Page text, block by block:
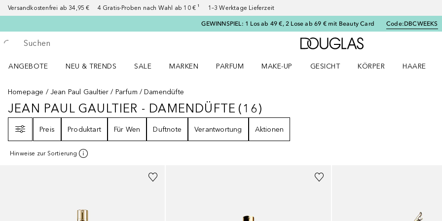
Versandkostenfrei ab 34,95 € 4 Gratis-Proben nach Wahl ab 10 € ¹ 1–3 Werktage Lieferzeit
GEWINNSPIEL: 1 Los ab 49 €, 2 Lose ab 69 € mit Beauty Card Code:DBCWEEKS
Gehe zurück
Suche ausführen
Zur Douglas Startseite
ANGEBOTE
NEU & TRENDS
SALE
MARKEN
PARFUM
MAKE-UP
GESICHT
KÖRPER
HAARE
Homepage
Jean Paul Gaultier Parfum Damendüfte
JEAN PAUL GAULTIER - DAMENDÜFTE16ERGEBNISSE
JEAN PAUL GAULTIER - DAMENDÜFTE (16)
Preis
Produktart Für Wen Duftnote Verantwortung Aktionen
Hinweise zur Sortierung
Größen